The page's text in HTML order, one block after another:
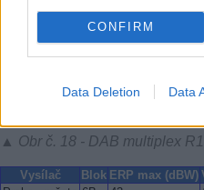
CONFIRM
Data Deletion Data
▲ Obr č. 18 - DAB multiplex
Vysílač Blok ERP max (dBW)